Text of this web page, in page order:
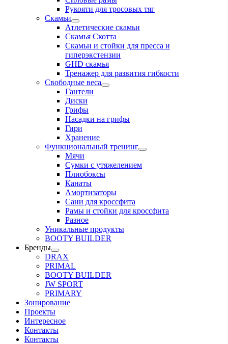
Рукояти для тросовых тяг
Скамьи
Атлетические скамьи
Скамья Скотта
Скамьи и стойки для пресса и
гиперэкстензии
GHD скамья
Тренажер для развития гибкости
Свободные веса
Гантели
Диски
Грифы
Насадки на грифы
Гири
Хранение
Функциональный тренинг
Мячи
Сумки с утяжелением
Плиобоксы
Канаты
Амортизаторы
Сани для кроссфита
Рамы и стойки для кроссфита
Разное
Уникальные продукты
BOOTY BUILDER
Бренды
DRAX
PRIMAL
BOOTY BUILDER
JW SPORT
PRIMARY
Зонирование
Проекты
Интересное
Контакты
Контакты